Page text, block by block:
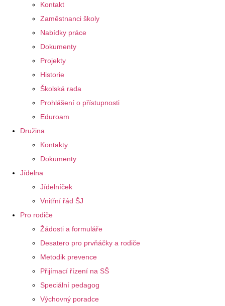
Kontakt
Zaměstnanci školy
Nabídky práce
Dokumenty
Projekty
Historie
Školská rada
Prohlášení o přístupnosti
Eduroam
Družina
Kontakty
Dokumenty
Jídelna
Jídelníček
Vnitřní řád ŠJ
Pro rodiče
Žádosti a formuláře
Desatero pro prvňáčky a rodiče
Metodik prevence
Přijímací řízení na SŠ
Speciální pedagog
Výchovný poradce